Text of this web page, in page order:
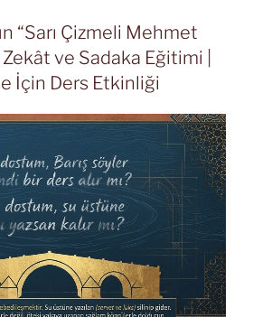
“Sarı Çizmeli Mehmet
Zekât ve Sadaka Eğitimi |
İçin Ders Etkinliği